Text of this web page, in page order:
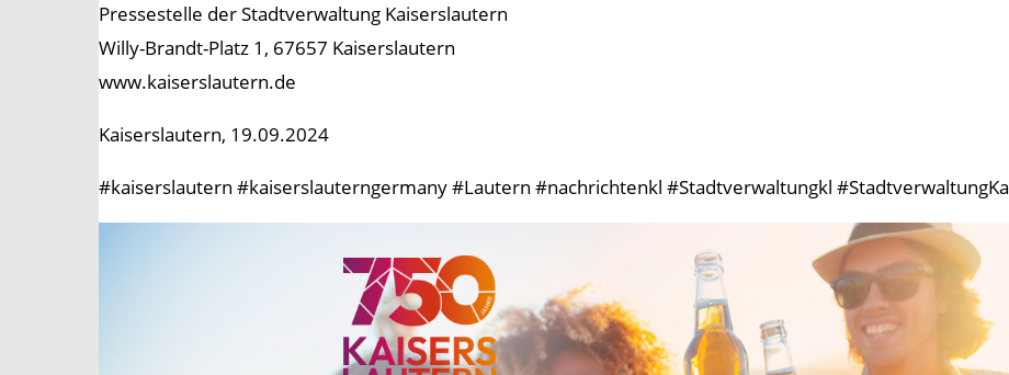
Pressestelle der Stadtverwaltung Kaiserslautern
Willy-Brandt-Platz 1, 67657 Kaiserslautern
www.kaiserslautern.de
Kaiserslautern, 19.09.2024
#kaiserslautern #kaiserslauterngermany #Lautern #nachrichtenkl #Stadtverwaltungkl